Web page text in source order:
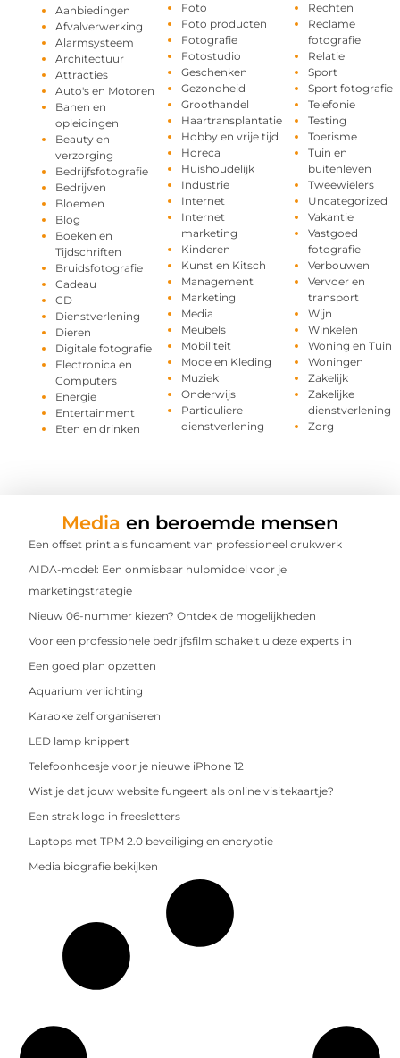
Aanbiedingen
Afvalverwerking
Alarmsysteem
Architectuur
Attracties
Auto's en Motoren
Banen en
opleidingen
Beauty en
verzorging
Bedrijfsfotografie
Bedrijven
Bloemen
Blog
Boeken en
Tijdschriften
Bruidsfotografie
Cadeau
CD
Dienstverlening
Dieren
Digitale fotografie
Electronica en
Computers
Energie
Entertainment
Eten en drinken
Foto
Foto producten
Fotografie
Fotostudio
Geschenken
Gezondheid
Groothandel
Haartransplantatie
Hobby en vrije tijd
Horeca
Huishoudelijk
Industrie
Internet
Internet
marketing
Kinderen
Kunst en Kitsch
Management
Marketing
Media
Meubels
Mobiliteit
Mode en Kleding
Muziek
Onderwijs
Particuliere
dienstverlening
Rechten
Reclame
fotografie
Relatie
Sport
Sport fotografie
Telefonie
Testing
Toerisme
Tuin en
buitenleven
Tweewielers
Uncategorized
Vakantie
Vastgoed
fotografie
Verbouwen
Vervoer en
transport
Wijn
Winkelen
Woning en Tuin
Woningen
Zakelijk
Zakelijke
dienstverlening
Zorg
Media en beroemde mensen
Een offset print als fundament van professioneel drukwerk
AIDA-model: Een onmisbaar hulpmiddel voor je
marketingstrategie
Nieuw 06-nummer kiezen? Ontdek de mogelijkheden
Voor een professionele bedrijfsfilm schakelt u deze experts in
Een goed plan opzetten
Aquarium verlichting
Karaoke zelf organiseren
LED lamp knippert
Telefoonhoesje voor je nieuwe iPhone 12
Wist je dat jouw website fungeert als online visitekaartje?
Een strak logo in freesletters
Laptops met TPM 2.0 beveiliging en encryptie
Media biografie bekijken